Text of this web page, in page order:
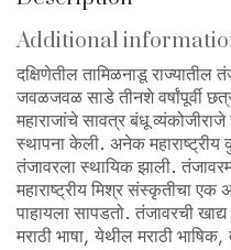
Additional
दक्षिणेतील तामिळनाडू राज्यातील
जवळजवळ साडे तीनशे वर्षांपूर्वी
महाराजांचे सावत्र बंधू व्यंकोजीराजे
स्थापना केली. अनेक महाराष्ट्रीय
तंजावरला स्थायिक झाली.
महाराष्ट्रीय मिश्र संस्कृतीचा एक
पाहायला सापडतो. तंजावरची
मराठी भाषा, येथील मराठी भाषिक,